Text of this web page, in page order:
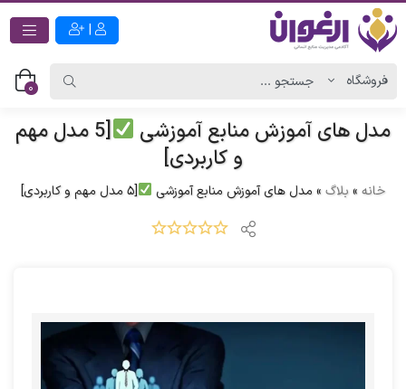
|
0
مدل های آموزش منابع آموزشی
[5 مدل مهم
و کاربردی]
خانه »بلاگ »مدل های آموزش منابع آموزشی [5 مدل مهم و کاربردی]